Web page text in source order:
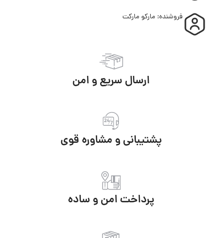
فروشنده: مارکو مارکت
ارسال سریع و امن
پشتیبانی و مشاوره قوی
پرداخت امن و ساده